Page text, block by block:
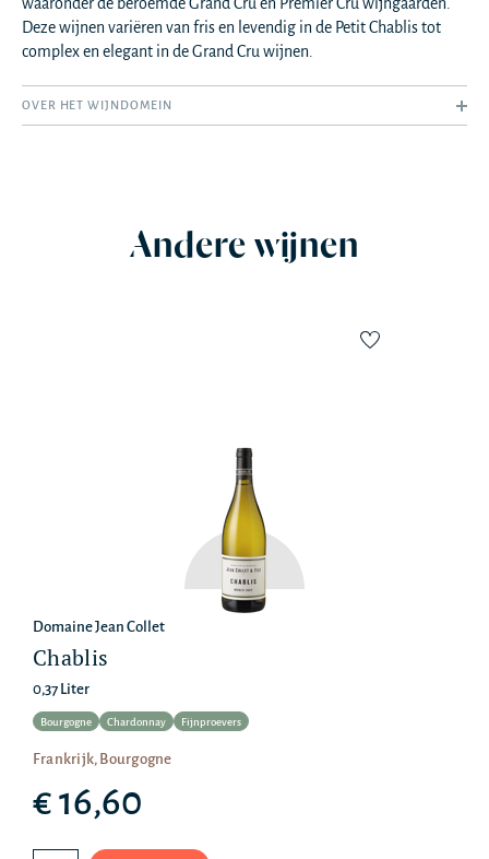
Deze wijnen variëren van fris en levendig in de Petit Chablis tot
complex en elegant in de Grand Cru wijnen.
OVER HET WIJNDOMEIN
Andere wijnen
Domaine Jean Collet
Chablis
0,37 Liter
Bourgogne Chardonnay Fijnproevers
Frankrijk, Bourgogne
€ 16,60